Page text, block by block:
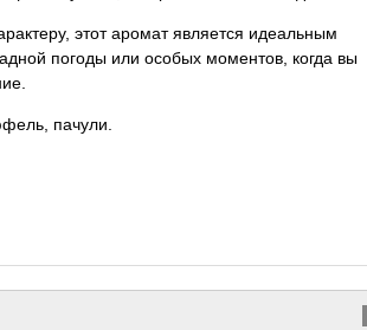
этот аромат является идеальным
погоды или особых моментов, когда вы
пачули.